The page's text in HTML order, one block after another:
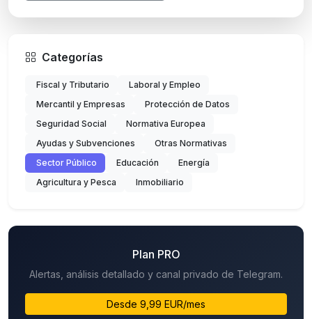
Categorías
Fiscal y Tributario
Laboral y Empleo
Mercantil y Empresas
Protección de Datos
Seguridad Social
Normativa Europea
Ayudas y Subvenciones
Otras Normativas
Sector Público
Educación
Energía
Agricultura y Pesca
Inmobiliario
Plan PRO
Alertas, análisis detallado y canal privado de Telegram.
Desde 9,99 EUR/mes